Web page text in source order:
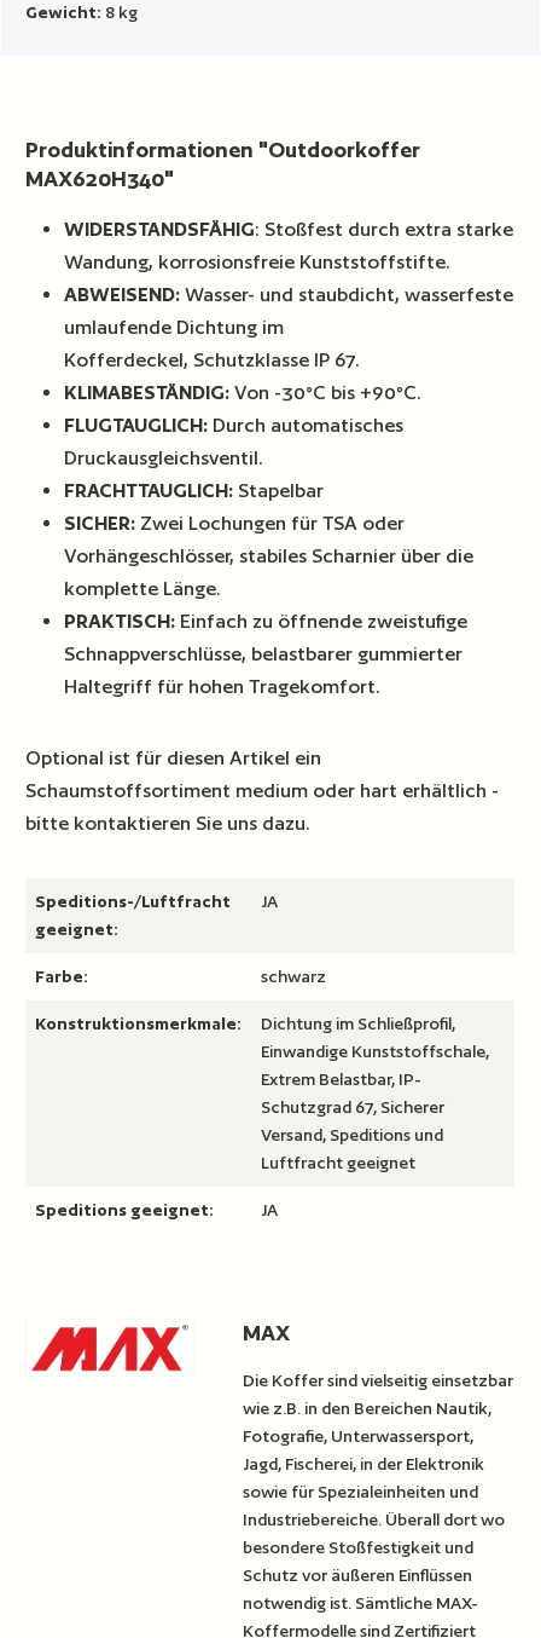
Gewicht: 8 kg
Produktinformationen "Outdoorkoffer
MAX620H340"
WIDERSTANDSFÄHIG: Stoßfest durch extra starke
Wandung, korrosionsfreie Kunststoffstifte.
ABWEISEND: Wasser- und staubdicht, wasserfeste
umlaufende Dichtung im
Kofferdeckel, Schutzklasse IP 67.
KLIMABESTÄNDIG: Von -30°C bis +90°C.
FLUGTAUGLICH: Durch automatisches
Druckausgleichsventil.
FRACHTTAUGLICH: Stapelbar
SICHER: Zwei Lochungen für TSA oder
Vorhängeschlösser, stabiles Scharnier über die
komplette Länge.
PRAKTISCH: Einfach zu öffnende zweistufige
Schnappverschlüsse, belastbarer gummierter
Haltegriff für hohen Tragekomfort.
Optional ist für diesen Artikel ein
Schaumstoffsortiment medium oder hart erhältlich -
bitte kontaktieren Sie uns dazu.
Speditions-/Luftfracht
geeignet:
JA
Farbe: schwarz
Konstruktionsmerkmale:
Dichtung im Schließprofil,
Einwandige Kunststoffschale,
Extrem Belastbar, IP-
Schutzgrad 67, Sicherer
Versand, Speditions und
Luftfracht geeignet
Speditions geeignet: JA
MAX
Die Koffer sind vielseitig einsetzbar
wie z.B. in den Bereichen Nautik,
Fotografie, Unterwassersport,
Jagd, Fischerei, in der Elektronik
sowie für Spezialeinheiten und
Industriebereiche. Überall dort wo
besondere Stoßfestigkeit und
Schutz vor äußeren Einflüssen
notwendig ist. Sämtliche MAX-
Koffermodelle sind Zertifiziert